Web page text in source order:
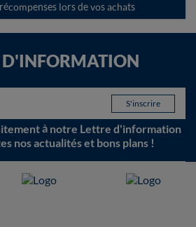
lors de vos achats
D'INFORMATION
à notre Lettre d'information
nos actualités et bons plans !